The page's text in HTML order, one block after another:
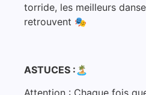
torride, les meilleurs
retrouvent 🎭
ASTUCES :🏝